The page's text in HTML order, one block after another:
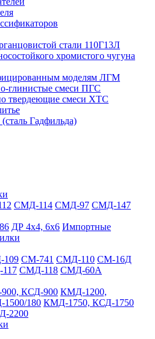
стали 110Г13Л
хромистого чугуна
моделям ЛГМ
глинистые смеси ПГС
твердеющие смеси ХТС
Гадфильда)
СМД-114 СМД-97 СМД-147
ДР 4х4, 6х6 Импортные
СМ-741 СМД-110 СМ-16Д
СМД-118 СМД-60А
КСД-900 КМД-1200,
180 КМД-1750, КСД-1750
2200